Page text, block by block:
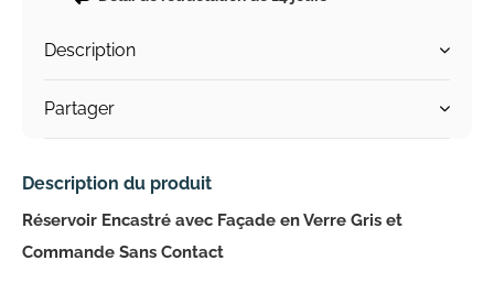
Description
Partager
Description du produit
Réservoir Encastré avec Façade en Verre Gris et
Commande Sans Contact